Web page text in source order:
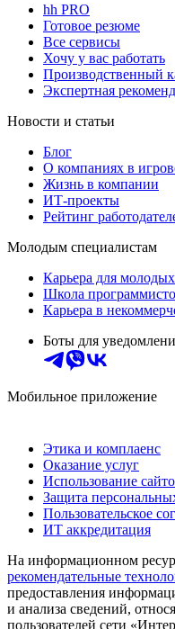
hh PRO
Готовое резюме
Все сервисы
Хочу у вас работать
Производственный
Экспертная
Новости и статьи
Блог
О компаниях в
Жизнь в компании
ИТ-проекты
Рейтинг
Молодым специалистам
Карьера для
Школа
Карьера в
Боты для
Мобильное приложение
Этика и комплаенс
Оказание услуг
Использование
Защита
Пользовательское
ИТ аккредитация
На информационном
рекомендательные
предоставления
и анализа сведений,
пользователей сети